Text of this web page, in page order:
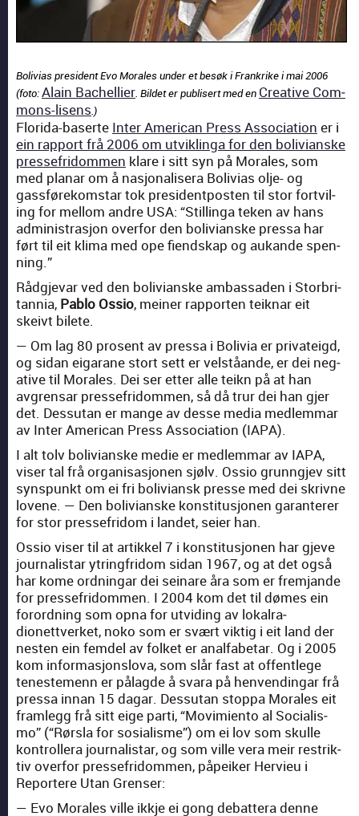
Bolivias pres­i­dent Evo Morales under et besøk i Frankrike i mai 2006
(foto: Alain Bachel­li­er. Bildet er pub­lis­ert med en Cre­ative Com­
mons-lisens.)
Flori­da-baserte Inter Amer­i­can Press Asso­ci­a­tion er i
ein rap­port frå 2006 om utviklin­ga for den boli­vianske
presse­fridom­men klare i sitt syn på Morales, som
med pla­nar om å nasjon­alis­era Bolivias olje- og
gassførekom­star tok pres­i­dent­posten til stor fortvil­
ing for mel­lom andre USA: “Still­inga teken av hans
admin­is­trasjon over­for den boli­vianske pres­sa har
ført til eit kli­ma med ope fiend­skap og aukande spen­
ning.”
Rådg­je­var ved den boli­vianske ambas­saden i Storbri­
tan­nia, Pablo Ossio, mein­er rap­porten teik­nar eit
skeivt bilete.
— Om lag 80 pros­ent av pres­sa i Bolivia er pri­vateigd,
og sidan eigarane stort sett er vel­ståande, er dei neg­
a­tive til Morales. Dei ser etter alle teikn på at han
avgren­sar presse­fridom­men, så då trur dei han gjer
det. Dessu­tan er mange av desse media medlem­mar
av Inter Amer­i­can Press Asso­ci­a­tion (IAPA).
I alt tolv boli­vianske medie er medlem­mar av IAPA,
vis­er tal frå organ­isas­jo­nen sjølv. Ossio grun­ng­jev sitt
syn­spunkt om ei fri boli­vian­sk presse med dei skrivne
lovene. — Den boli­vianske kon­sti­tusjo­nen garan­ter­er
for stor presse­fridom i lan­det, seier han.
Ossio vis­er til at artikkel 7 i kon­sti­tusjo­nen har gjeve
jour­nal­is­tar ytringfridom sidan 1967, og at det også
har kome ord­ningar dei seinare åra som er frem­jande
for presse­fridom­men. I 2004 kom det til dømes ein
forord­ning som opna for utvid­ing av lokalra­
dionettver­ket, noko som er svært vik­tig i eit land der
nesten ein femdel av folket er anal­fa­betar. Og i 2005
kom infor­masjon­slo­va, som slår fast at offentlege
ten­este­menn er pålagde å svara på hen­vendin­gar frå
pres­sa innan 15 dagar. Dessu­tan stop­pa Morales eit
fram­legg frå sitt eige par­ti, “Movimien­to al Social­is­
mo” (“Rørsla for sosial­isme”) om ei lov som skulle
kon­trollera jour­nal­is­tar, og som ville vera meir restrik­
tiv over­for presse­fridom­men, påpeik­er Hervieu i
Reportere Utan Grenser:
— Evo Morales ville ikkje ei gong debat­tera denne